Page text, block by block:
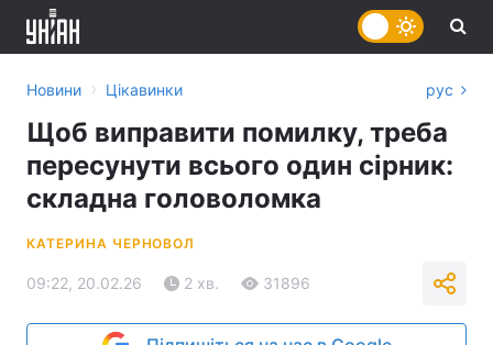
Новини › Цікавинки рус
Щоб виправити помилку, треба
пересунути всього один сірник:
складна головоломка
КАТЕРИНА ЧЕРНОВОЛ
09:22, 20.02.26 2 хв. 31896